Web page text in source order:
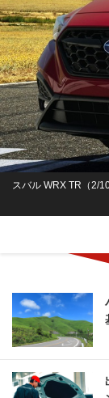
スバル WRX TR（2/10